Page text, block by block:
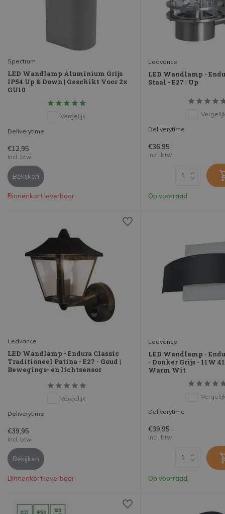
Spectrum
LED Wandlamp Aluminium Grijs
IP54 Up & Down | Geschikt Voor 2x
GU10
Vergelijk
Deliverytime
€12,95
Incl. btw
Bekijken
Binnenkort leverbaar
Ledvance
LED Wandlamp -
Staal - E27 | Up
Deliverytime
€36,95
Incl. btw
Op voorraad
Ledvance
LED Wandlamp - Endura Classic
Traditioneel Patina - E27 - Goud |
Bewegings- en lichtsensor
Vergelijk
Deliverytime
€39,95
Incl. btw
Bekijken
Binnenkort leverbaar
Ledvance
LED Wandlamp -
- Donker Grijs - 11W
Warm Wit
Deliverytime
€39,95
Incl. btw
Op voorraad